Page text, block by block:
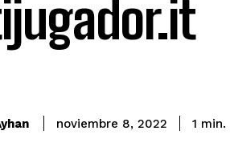
noviembre 8, 2022 1 min.